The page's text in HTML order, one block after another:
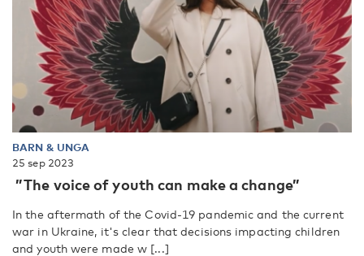
BARN & UNGA
25 sep 2023
”The voice of youth can make a change”
In the aftermath of the Covid-19 pandemic and the current
war in Ukraine, it's clear that decisions impacting children
and youth were made w [...]